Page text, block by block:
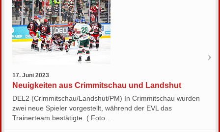
17. Juni 2023
Neuigkeiten aus Crimmitschau und Landshut
DEL2 (Crimmitschau/Landshut/PM) In Crimmitschau wurden
zwei neue Spieler vorgestellt, während der EVL das
Trainerteam bestätigte. ( Foto…